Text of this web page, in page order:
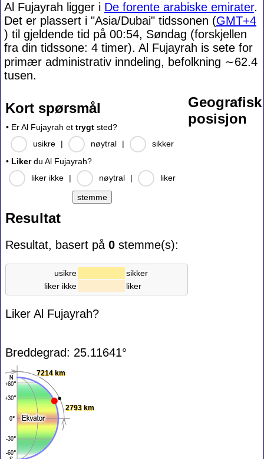
Al Fujayrah ligger i De forente arabiske emirater.
Det er plassert i "Asia/Dubai" tidssonen (GMT+4
) til gjeldende tid på 00:54, Søndag (forskjellen
fra din tidssone: 4 timer). Al Fujayrah is sete for
primær administrativ inndeling, befolkning ∼62.4
tusen.
Kort spørsmål
• Er Al Fujayrah et trygt sted?
usikre
| nøytral |
sikker
• Likerdu Al Fujayrah?
liker ikke
| nøytral | liker
Resultat
Resultat, basert på 0 stemme(s):
usikre
sikker
liker ikke
liker
Liker Al Fujayrah?
Geografisk
posisjon
Breddegrad: 25.11641°
7214 km
2793 km